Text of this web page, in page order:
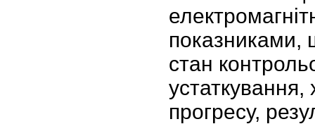
показниками,
стан
устаткування,
прогресу,